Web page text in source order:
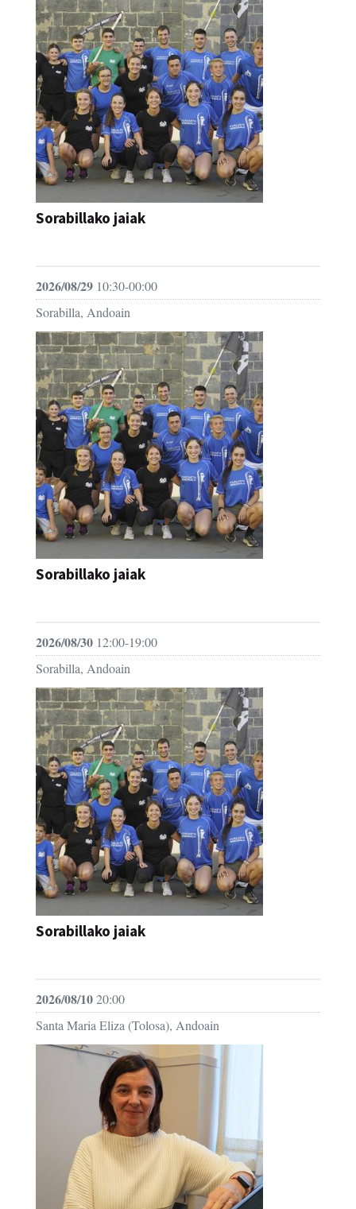
Sorabillako jaiak
2026/08/29 10:30-00:00
Sorabilla, Andoain
Sorabillako jaiak
2026/08/30 12:00-19:00
Sorabilla, Andoain
Sorabillako jaiak
2026/08/1020:00
Santa Maria Eliza (Tolosa), Andoain